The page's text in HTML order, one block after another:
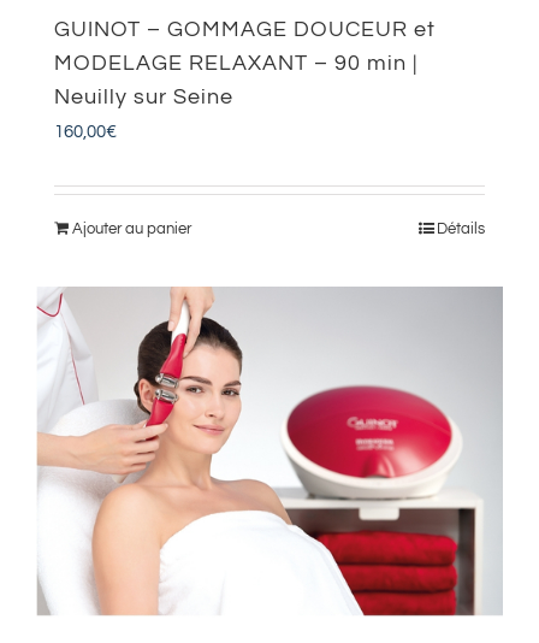
GUINOT – GOMMAGE DOUCEUR et
MODELAGE RELAXANT – 90 min |
Neuilly sur Seine
160,00€
Ajouter au panier Détails